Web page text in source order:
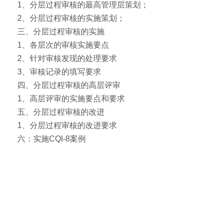
1、分层过程审核的最高管理层策划；
2、分层过程审核的实施策划；
三、分层过程审核的实施
1、各层次的审核实施要点
2、针对审核发现的处理要求
3、审核记录的填写要求
四、分层过程审核的高层评审
1、高层评审的实施要点和要求
五、分层过程审核的改进
1、分层过程审核的改进要求
六：实施CQI-8案例